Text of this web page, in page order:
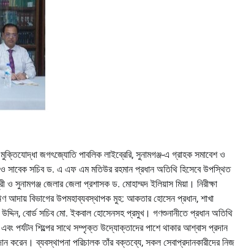
জগৎজ্যোতি পাবলিক লাইব্রেরি, সুনামগঞ্জ-এ গ্রাহক সমাবেশ ও
ও সাবেক সচিব ড. এ এফ এম মতিউর রহমান প্রধান অতিথি হিসেবে উপস্থিত
সুনামগঞ্জ জেলার জেলা প্রশাসক ড. মোহাম্মদ ইলিয়াস মিয়া। নিরীক্ষা
আদায় বিভাগের উপমহাব্যবস্থাপক মুহ: আকতার হোসেন প্রধান, শাখা
উদ্দিন, বোর্ড সচিব মো. ইকবাল হোসেনসহ প্রমুখ। গণশুনানীতে প্রধান অতিথি
পর্যটন শিল্পের সাথে সম্পৃক্ত উদ্যোক্তাদের পাশে থাকার আশ্বাস প্রদান
করেন। ব্যবস্থাপনা পরিচালক তাঁর বক্তব্যে, সকল সেবাপ্রদানকারীদের নিজ